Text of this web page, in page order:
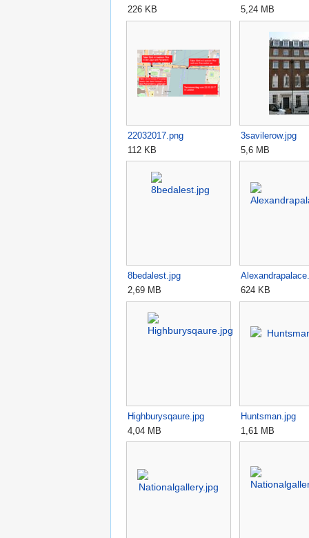
226 KB
5,24 MB
22032017.png
112 KB
3savilerow.jpg
5,6 MB
8bedalest.jpg
2,69 MB
624 KB
Highburysqaure.jpg
4,04 MB
Huntsman.jpg
1,61 MB